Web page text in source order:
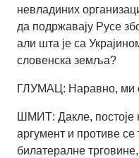
невладиних
да подржавају Русе
али шта је са
словенска земља?
ГЛУМАЦ: Наравно, ми
ШМИТ: Дакле, постоје
аргумент и противе
билатералне